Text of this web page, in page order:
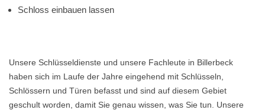
Schloss einbauen lassen
Unsere Schlüsseldienste und unsere Fachleute in Billerbeck
haben sich im Laufe der Jahre eingehend mit Schlüsseln,
Schlössern und Türen befasst und sind auf diesem Gebiet
geschult worden, damit Sie genau wissen, was Sie tun. Unsere